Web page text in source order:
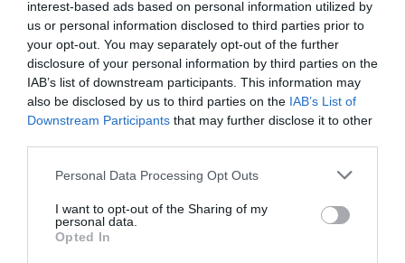
interest-based ads based on personal information utilized by
us or personal information disclosed to third parties prior to
your opt-out. You may separately opt-out of the further
disclosure of your personal information by third parties on the
IAB’s list of downstream participants. This information may
also be disclosed by us to third parties on the IAB’s List of
Downstream Participants that may further disclose it to other
Personal Data Processing Opt Outs
I want to opt-out of the Sharing of my
personal data.
Opted In
en/screening-process
BAGAYOKO a commenté :
1 mars 2019 - 19 h 24 min
Je suis vraiment intéressé
Backdoora commenté :
1 mars 2019 - 21 h 26 min
Il y a des aides à la formation pour les salariés et les